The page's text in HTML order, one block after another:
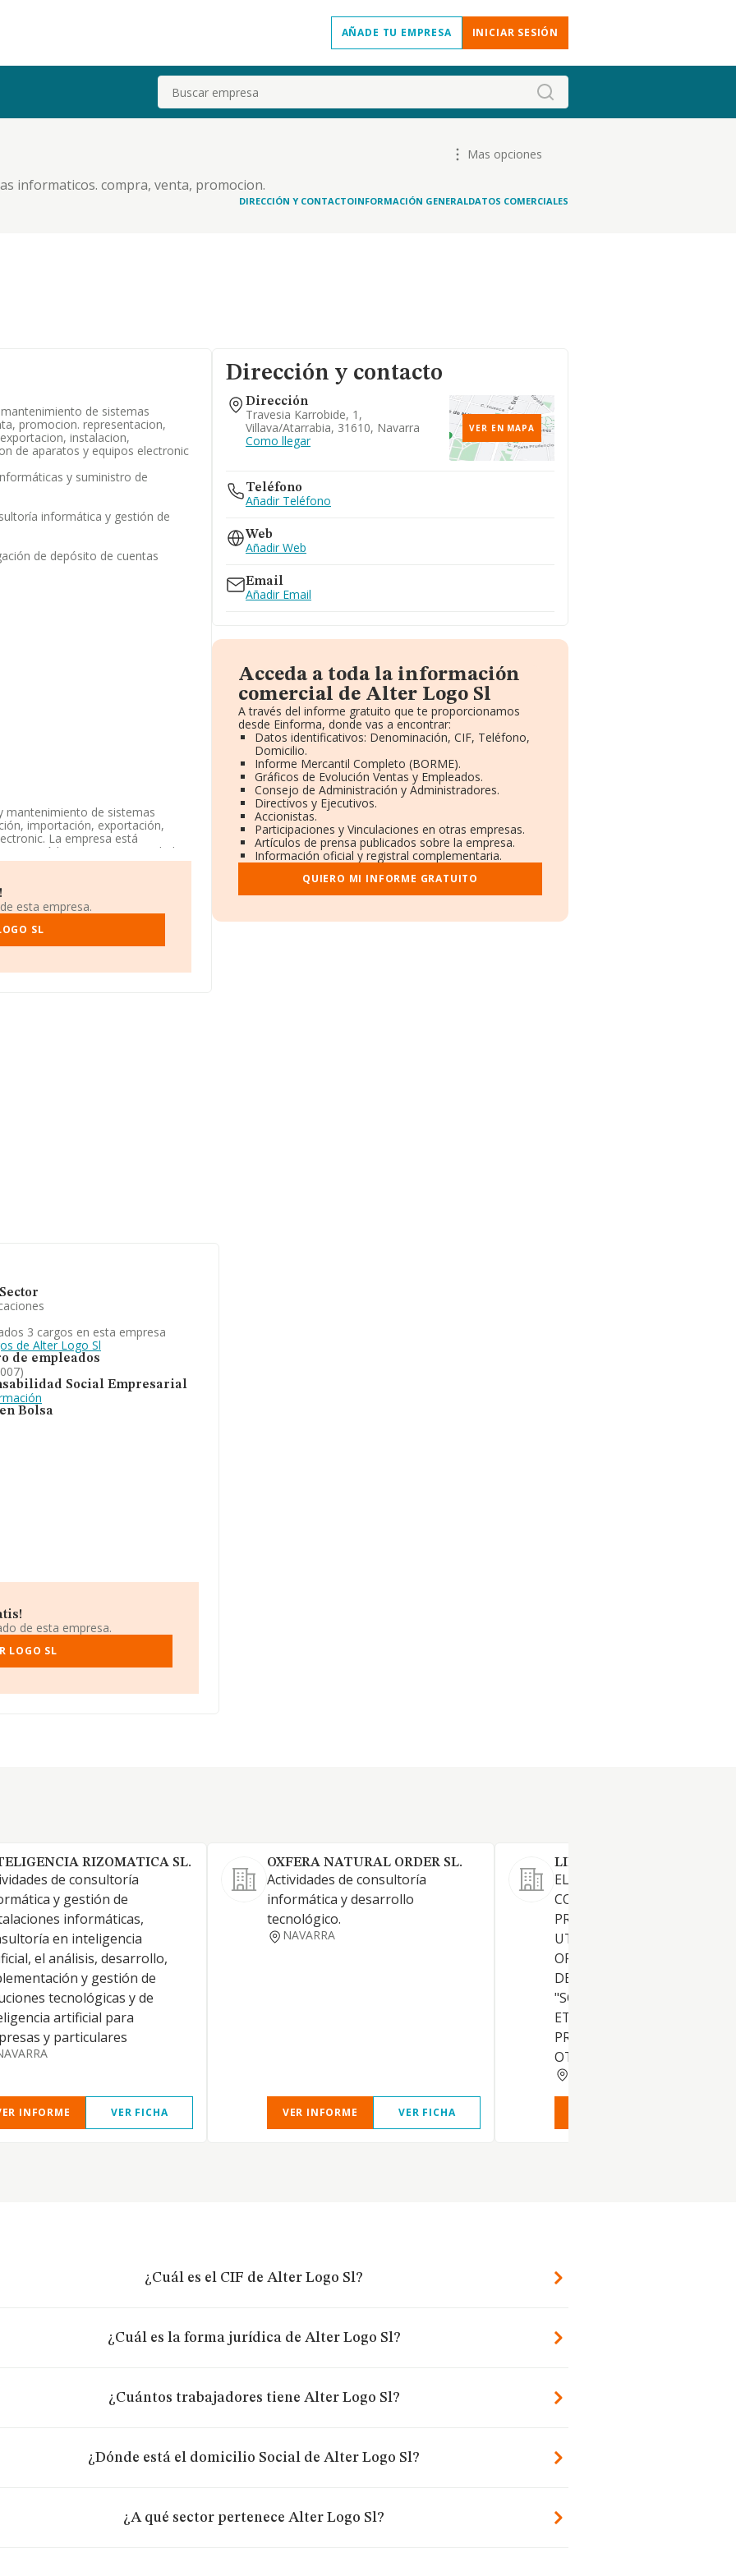
AÑADE TU EMPRESA INICIAR SESIÓN
Buscar
informaticos. compra, venta, promocion.
instalacion, mantenimiento y reparacion de
Mas opciones
DIRECCIÓN Y CONTACTOINFORMACIÓN GENERALDATOS COMERCIALES
de sistemas
promocion. representacion,
instalacion,
de aparatos y equipos electronic
y suministro de
informática y gestión de
de depósito de cuentas
mantenimiento de sistemas
importación, exportación,
La empresa está
con código 6220. La sociedad
la información disponible en
la media de sector.
Travesia Karrobide En núm. 1,
compañías, a nivel nacional la
esta empresa.
SL
Dirección y contacto
Dirección
Travesia Karrobide, 1,
Villava/atarrabia, 31610, Navarra
Como llegar
VER EN MAPA
Teléfono
Añadir Teléfono
Web
Añadir Web
Email
Añadir Email
Acceda a toda la información
comercial de Alter Logo Sl
A través del informe gratuito que te proporcionamos
desde Einforma, donde vas a encontrar:
Datos identificativos: Denominación, CIF, Teléfono,
Domicilio.
Informe Mercantil Completo (BORME).
Gráficos de Evolución Ventas y Empleados.
Consejo de Administración y Administradores.
Directivos y Ejecutivos.
Accionistas.
Participaciones y Vinculaciones en otras empresas.
Artículos de prensa publicados sobre la empresa.
Información oficial y registral complementaria.
QUIERO MI INFORME GRATUITO
3 cargos en esta empresa
de Alter Logo Sl
de empleados
Social Empresarial
Bolsa
de esta empresa.
LOGO SL
RIZOMATICA SL.
de consultoría
y gestión de
informáticas,
en inteligencia
el análisis, desarrollo,
y gestión de
tecnológicas y de
artificial para
y particulares
INFORME VER FICHA
OXFERA NATURAL ORDER SL.
Actividades de consultoría
informática y desarrollo
tecnológico.
NAVARRA
VER INFORME VER FICHA
LINFORMATICA SL
ELABORACION, VENTA,
COMERCIALIZACION DE
PROGRAMAS APLICACIONES
UTILIDADES DESTIADAS A
ORDENADORES Y QUE SE
DENOMINAN EN GENERAL
"SOFTWARE" COMPRA,
ETC. DE ORDENADORES,
PRODUCTOS Y ACCESORIOS.
OTROS.
¿Cuál es el CIF de Alter Logo Sl?
¿Cuál es la forma jurídica de Alter Logo Sl?
¿Cuántos trabajadores tiene Alter Logo Sl?
¿Dónde está el domicilio Social de Alter Logo Sl?
¿A qué sector pertenece Alter Logo Sl?